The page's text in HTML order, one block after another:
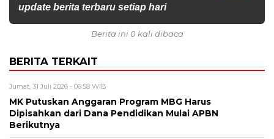
update berita terbaru setiap hari
Berita ini 0 kali dibaca
BERITA TERKAIT
Jumat, 31 Juli 2026 - 06:58 WIB
MK Putuskan Anggaran Program MBG Harus
Dipisahkan dari Dana Pendidikan Mulai APBN
Berikutnya